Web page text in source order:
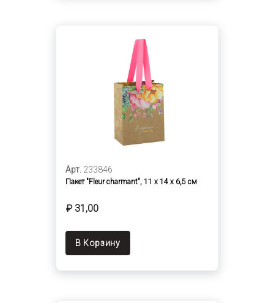
Арт. 233846
Пакет "Fleur charmant", 11 х 14 х 6,5 см
₽ 31,00
В Корзину